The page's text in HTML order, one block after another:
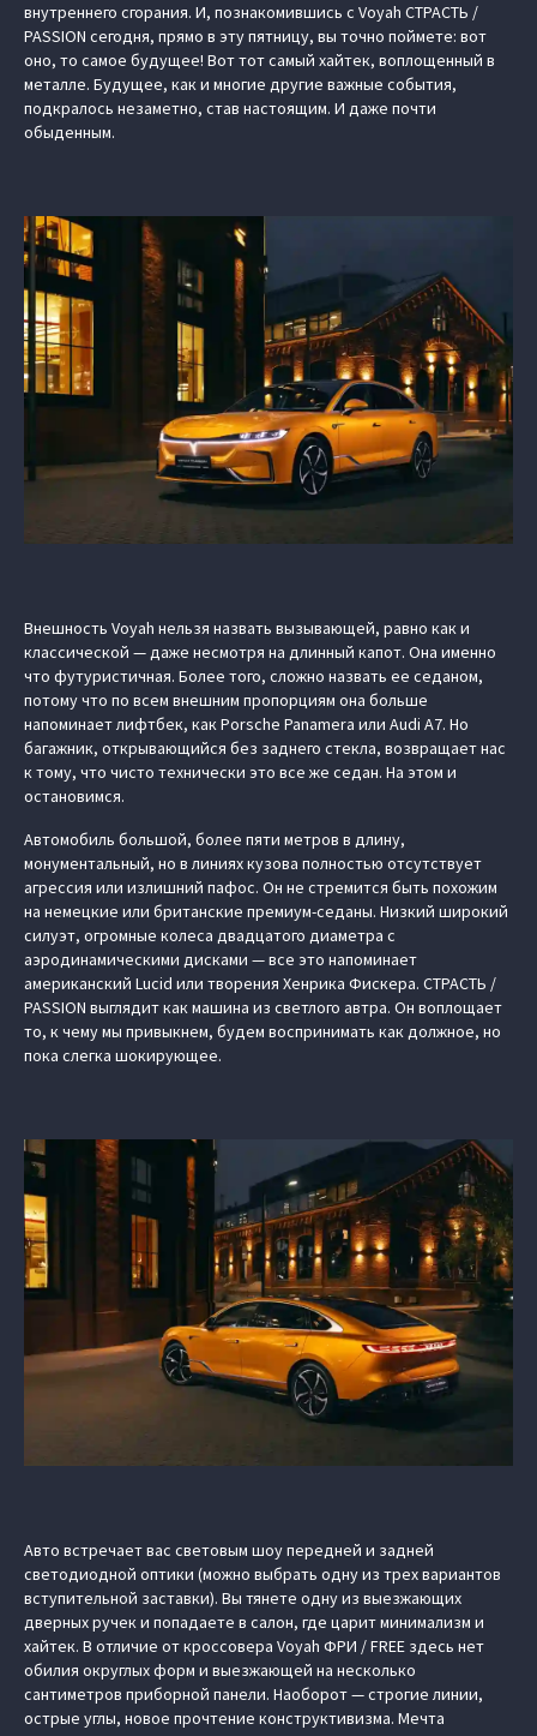
внутреннего сгорания. И, познакомившись с Voyah СТРАСТЬ /
PASSION сегодня, прямо в эту пятницу, вы точно поймете: вот
оно, то самое будущее! Вот тот самый хайтек, воплощенный в
металле. Будущее, как и многие другие важные события,
подкралось незаметно, став настоящим. И даже почти
обыденным.
Внешность Voyah нельзя назвать вызывающей, равно как и
классической — даже несмотря на длинный капот. Она именно
что футуристичная. Более того, сложно назвать ее седаном,
потому что по всем внешним пропорциям она больше
напоминает лифтбек, как Porsche Panamera или Audi A7. Но
багажник, открывающийся без заднего стекла, возвращает нас
к тому, что чисто технически это все же седан. На этом и
остановимся.
Автомобиль большой, более пяти метров в длину,
монументальный, но в линиях кузова полностью отсутствует
агрессия или излишний пафос. Он не стремится быть похожим
на немецкие или британские премиум-седаны. Низкий широкий
силуэт, огромные колеса двадцатого диаметра с
аэродинамическими дисками — все это напоминает
американский Lucid или творения Хенрика Фискера. СТРАСТЬ /
PASSION выглядит как машина из светлого автра. Он воплощает
то, к чему мы привыкнем, будем воспринимать как должное, но
пока слегка шокирующее.
Авто встречает вас световым шоу передней и задней
светодиодной оптики (можно выбрать одну из трех вариантов
вступительной заставки). Вы тянете одну из выезжающих
дверных ручек и попадаете в салон, где царит минимализм и
хайтек. В отличие от кроссовера Voyah ФРИ / FREE здесь нет
обилия округлых форм и выезжающей на несколько
сантиметров приборной панели. Наоборот — строгие линии,
острые углы, новое прочтение конструктивизма. Мечта